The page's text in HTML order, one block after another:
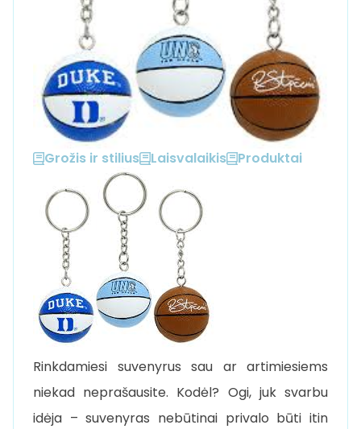
Grožis ir stilius Laisvalaikis Produktai
Rinkdamiesi suvenyrus sau ar artimiesiems
niekad neprašausite. Kodėl? Ogi, juk svarbu
idėja – suvenyras nebūtinai privalo būti itin